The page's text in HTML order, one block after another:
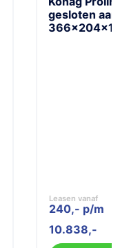
gesloten
Leasen vanaf
240,- p/m
10.838